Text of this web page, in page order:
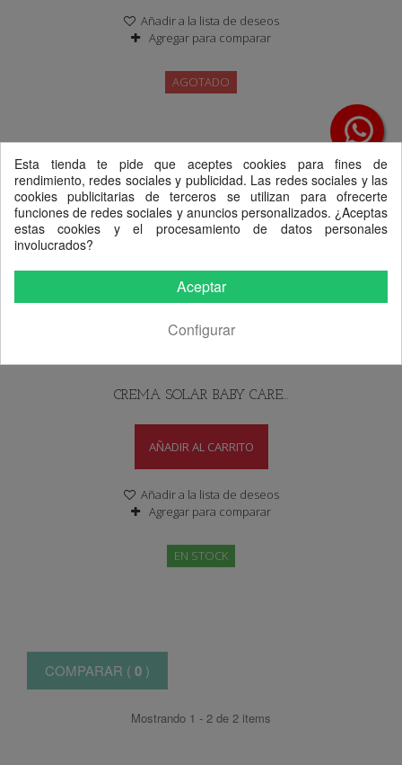
Añadir a la lista de deseos
Agregar para comparar
AGOTADO
15,95 €
CREMA SOLAR BABY CARE...
AÑADIR AL CARRITO
Añadir a la lista de deseos
Agregar para comparar
EN STOCK
COMPARAR ( 0 )
Mostrando 1 - 2 de 2 items
Esta tienda te pide que aceptes cookies para fines de
rendimiento, redes sociales y publicidad. Las redes sociales y las
cookies publicitarias de terceros se utilizan para ofrecerte
funciones de redes sociales y anuncios personalizados. ¿Aceptas
estas cookies y el procesamiento de datos personales
involucrados?
Aceptar
Configurar